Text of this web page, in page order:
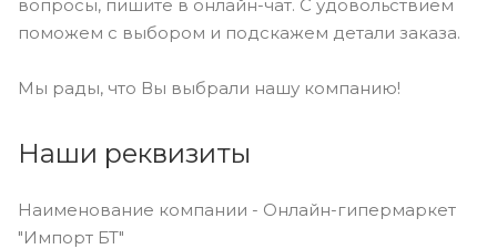
вопросы, пишите в онлайн-чат. С удовольствием
поможем с выбором и подскажем детали заказа.
Мы рады, что Вы выбрали нашу компанию!
Наши реквизиты
Наименование компании - Онлайн-гипермаркет
"Импорт БТ"